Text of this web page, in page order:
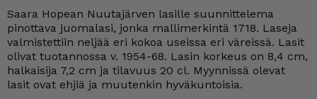
Saara Hopean Nuutajärven lasille suunnittelema
pinottava juomalasi, jonka mallimerkintä 1718. Laseja
valmistettiin neljää eri kokoa useissa eri väreissä. Lasit
olivat tuotannossa v. 1954-68. Lasin korkeus on 8,4 cm,
halkaisija 7,2 cm ja tilavuus 20 cl. Myynnissä olevat
lasit ovat ehjiä ja muutenkin hyväkuntoisia.